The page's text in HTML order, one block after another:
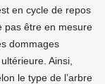
en cycle de repos
pas être en mesure
dommages
Ainsi,
le type de l’arbre